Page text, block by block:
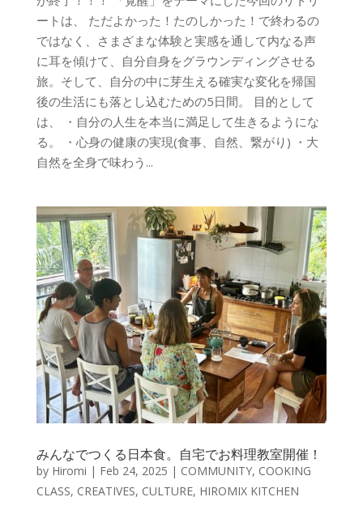
ートは、 ただよかった！たのしかった！で終わるの
ではなく、さまざまな体験と実感を通して内なる声
に耳を傾けて、自分自身をグラウンディングさせる
旅。そして、自分の中に芽生える確実な変化を帰国
後の生活にも落とし込むための5日間。 目的として
は、 ・自分の人生を本当に満足して生きるようにな
る。 ・心身の健康の実現(食事、自然、繋がり) ・大
自然を全身で味わう...
みんなでつくる日本食。自宅でお料理教室開催！
by Hiromi | Feb 24, 2025 | COMMUNITY, COOKING
CLASS, CREATIVES, CULTURE, HIROMIX KITCHEN